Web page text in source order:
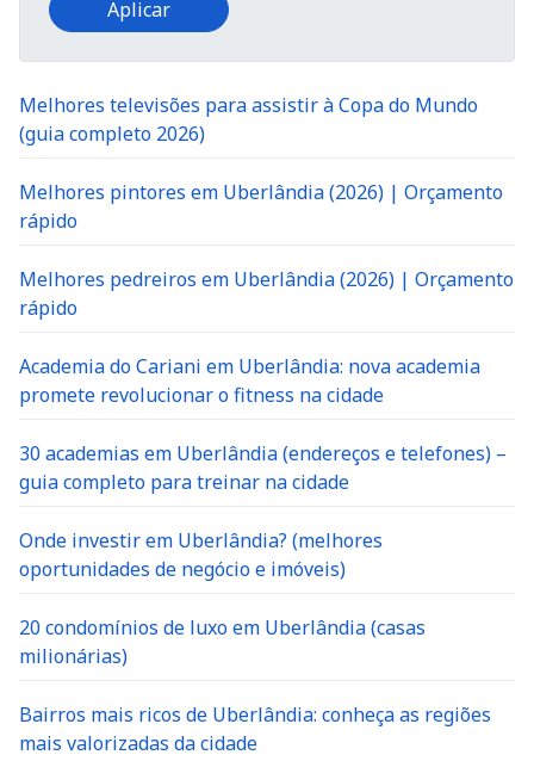
Melhores televisões para assistir à Copa do Mundo
(guia completo 2026)
Melhores pintores em Uberlândia (2026) | Orçamento
rápido
Melhores pedreiros em Uberlândia (2026) | Orçamento
rápido
Academia do Cariani em Uberlândia: nova academia
promete revolucionar o fitness na cidade
30 academias em Uberlândia (endereços e telefones) –
guia completo para treinar na cidade
Onde investir em Uberlândia? (melhores
oportunidades de negócio e imóveis)
20 condomínios de luxo em Uberlândia (casas
milionárias)
Bairros mais ricos de Uberlândia: conheça as regiões
mais valorizadas da cidade